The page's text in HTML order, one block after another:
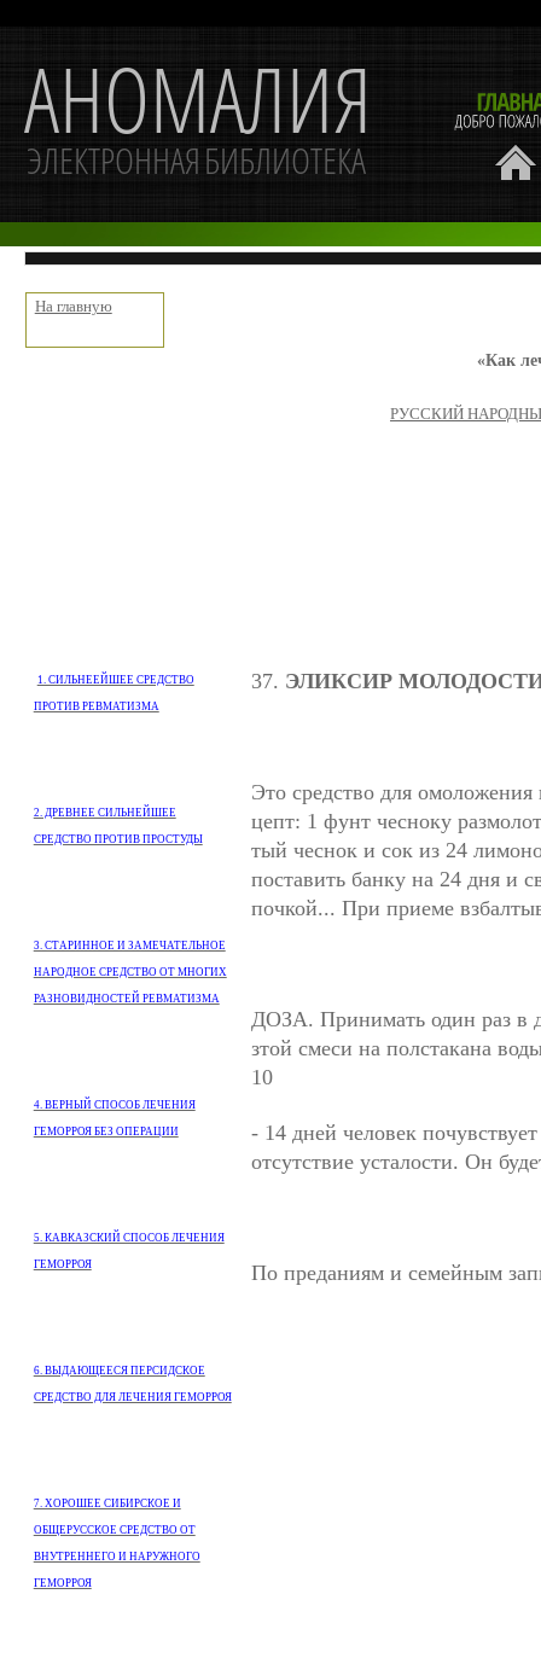
На главную
«Как
РУССКИЙ
1. СИЛЬНЕЕЙШЕЕ СРЕДСТВО
ПРОТИВ РЕВМАТИЗМА
2. ДРЕВНЕЕ СИЛЬНЕЙШЕЕ
СРЕДСТВО ПРОТИВ ПРОСТУДЫ
3. СТАРИННОЕ И ЗАМЕЧАТЕЛЬНОЕ
НАРОДНОЕ СРЕДСТВО ОТ МНОГИХ
РАЗНОВИДНОСТЕЙ РЕВМАТИЗМА
4. ВЕРНЫЙ СПОСОБ ЛЕЧЕНИЯ
ГЕМОРРОЯ БЕЗ ОПЕРАЦИИ
5. КАВКАЗСКИЙ СПОСОБ ЛЕЧЕНИЯ
ГЕМОРРОЯ
6. ВЫДАЮЩЕЕСЯ ПЕРСИДСКОЕ
СРЕДСТВО ДЛЯ ЛЕЧЕНИЯ ГЕМОРРОЯ
7. ХОРОШЕЕ СИБИРСКОЕ И
ОБЩЕРУССКОЕ СРЕДСТВО ОТ
ВНУТРЕННЕГО И НАРУЖНОГО
ГЕМОРРОЯ
37. ЭЛИКСИР
Это средство для
цепт: 1 фунт чесноку
тый чеснок и сок из 24
поставить банку на 24 дня и
почкой... При приеме
ДОЗА. Принимать один раз в
зтой смеси на полстакана
10
- 14 дней человек
отсутствие усталости. Он
По преданиям и семейным